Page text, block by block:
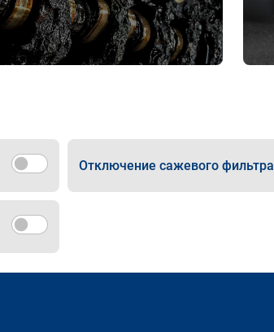
Отключение сажевого фильтра